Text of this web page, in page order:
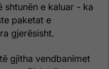
shtunën e kaluar - ka
paketat e
gjerësisht.
gjitha vendbanimet